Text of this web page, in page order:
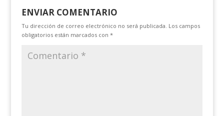
ENVIAR COMENTARIO
Tu dirección de correo electrónico no será publicada. Los campos
obligatorios están marcados con *